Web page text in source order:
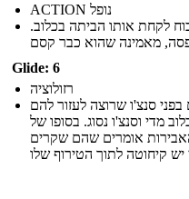
ACTION נופל
לקחת אותו הביתה בכלוב.
Glide: 6
רזולוציה
סנצ'ו שרוצה לעזור להם
מדי וסנצ'ו נסוג. בסופו של
אומרים שהם שקרים